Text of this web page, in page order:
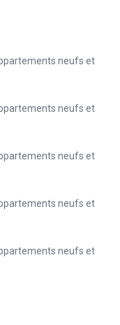
neufs et
neufs et
neufs et
neufs et
neufs et